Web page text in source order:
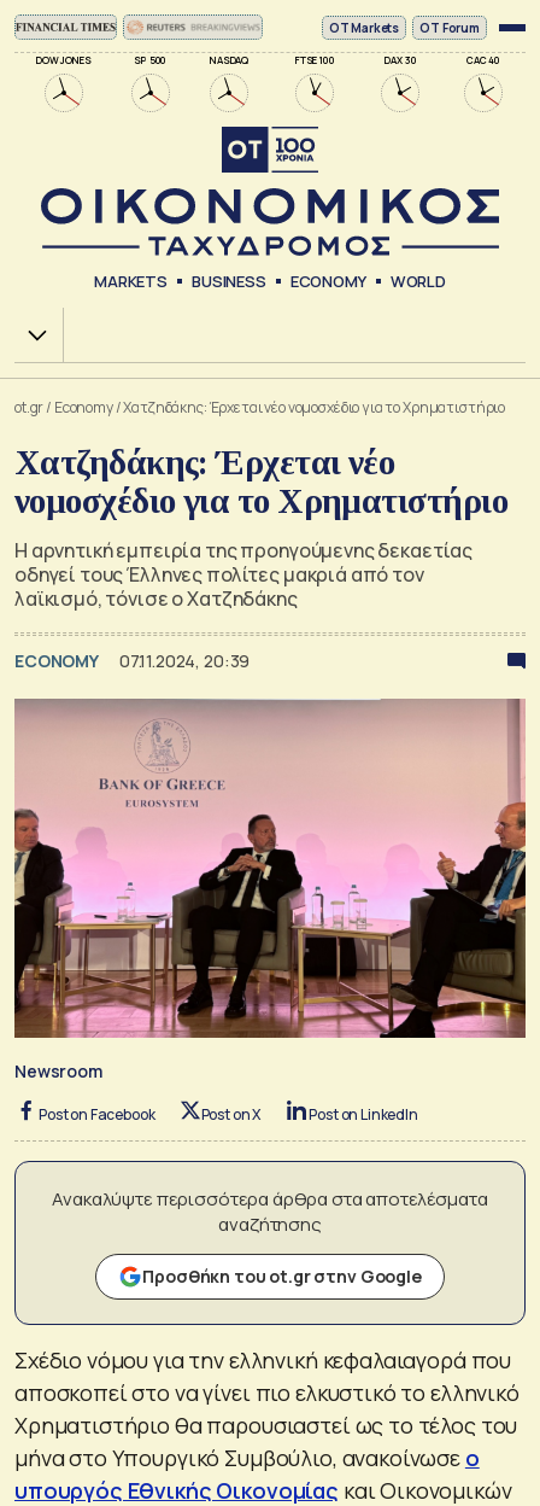
DOW JONES SP 500 NASDAQ FTSE 100 DAX 30 CAC 40
ΟΤ Markets OT Forum
MARKETS BUSINESS ECONOMY WORLD
Χ.Α.
ot.gr/ Economy/Χατζηδάκης: Έρχεται νέο νομοσχέδιο για το Χρηματιστήριο
Χατζηδάκης: Έρχεται νέο
νομοσχέδιο για το Χρηματιστήριο
Η αρνητική εμπειρία της προηγούμενης δεκαετίας
οδηγεί τους Έλληνες πολίτες μακριά από τον
λαϊκισμό, τόνισε ο Χατζηδάκης
ECONOMY 07.11.2024, 20:39
Newsroom
Post on Facebook Post on X Post on LinkedIn
Ανακαλύψτε περισσότερα άρθρα στα αποτελέσματα
αναζήτησης
Προσθήκη του ot.gr στην Google
Σχέδιο νόμου για την ελληνική κεφαλαιαγορά που
αποσκοπεί στο να γίνει πιο ελκυστικό το ελληνικό
Χρηματιστήριο θα παρουσιαστεί ως το τέλος του
μήνα στο Υπουργικό Συμβούλιο, ανακοίνωσε ο
υπουργός Εθνικής Οικονομίας και Οικονομικών